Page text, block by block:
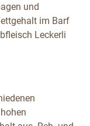
und
im Barf
Leckerli